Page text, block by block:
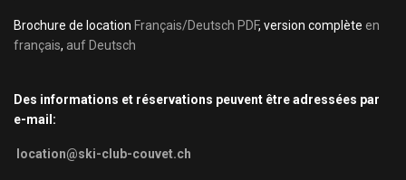
Brochure de location Français/Deutsch PDF, version complète en
français, auf Deutsch
Des informations et réservations peuvent être adressées par
e-mail:
location@ski-club-couvet.ch